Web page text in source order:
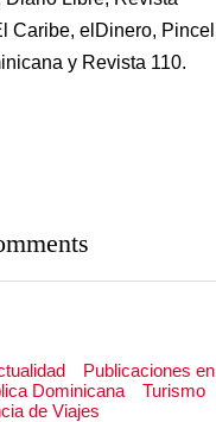
Caribe, elDinero, Pincel
y Revista 110.
Publicaciones en
Dominicana
Turismo
de Viajes